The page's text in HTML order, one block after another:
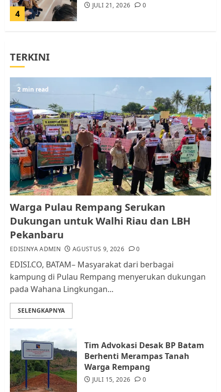
4
JULI 21, 2026 0
5
Resahkan Warga
JULI 17, 2026 0
1
Warga Pulau Rempang Serukan
Dukungan untuk Walhi Riau
dan LBH Pekanbaru
AGUSTUS 9, 2026 0
2
Pemko Batam Tegaskan RT dan
RW bukan Petugas Pendataan
dan Pemungutan Pajak
3
Kader Pajak jadi Penghubung
Pemerintah dan Masyarakat di
Datangi Pemko Batam, Warga
Rempang Protes Lahan Mereka
Diambil untuk Sekolah Rakyat
TERKINI
2 min read
Warga Pulau Rempang Serukan
Dukungan untuk Walhi Riau dan LBH
Pekanbaru
EDISINYA ADMIN AGUSTUS 9, 2026 0
EDISI.CO, BATAM– Masyarakat dari berbagai
kampung di Pulau Rempang menyerukan dukungan
pada Wahana Lingkungan...
SELENGKAPNYA
Tim Advokasi Desak BP Batam
Berhenti Merampas Tanah
Warga Rempang
JULI 15, 2026 0